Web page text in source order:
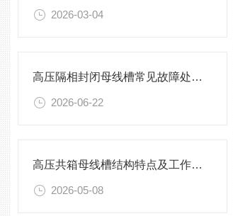
2026-03-04
高压隔相封闭母线槽常见故障处理方案
2026-06-22
高压共箱母线槽结构特点及工作原理
2026-05-08